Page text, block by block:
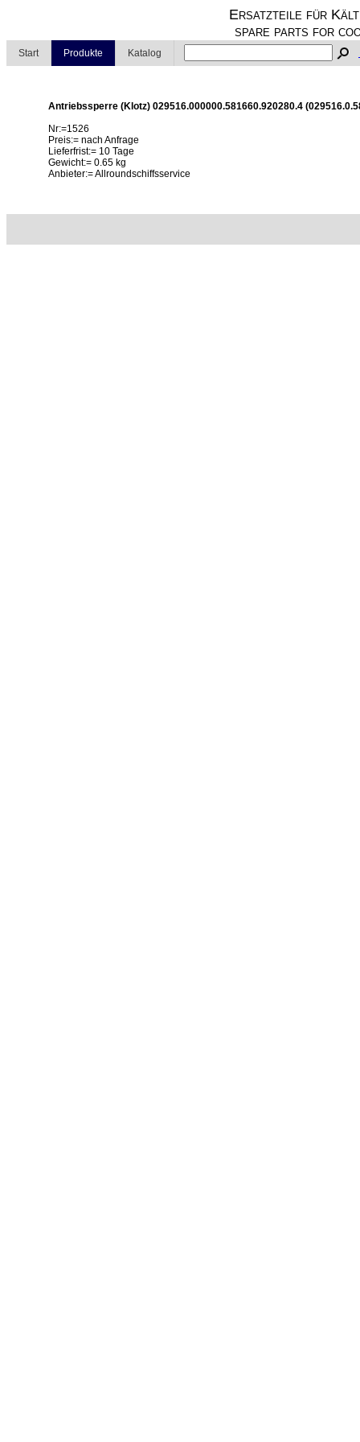
Ersatzteile für
spare parts for
Start Produkte Katalog
Antriebssperre (Klotz) 029516.000000.581660.920280.4
Nr:=1526
Preis:= nach Anfrage
Lieferfrist:= 10 Tage
Gewicht:= 0.65 kg
Anbieter:= Allroundschiffsservice